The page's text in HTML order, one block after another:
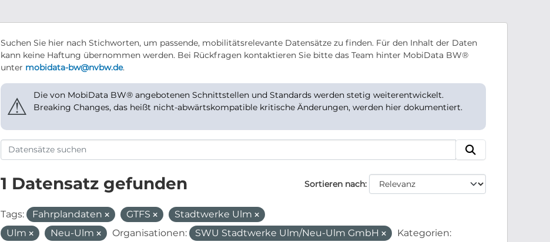
Suchen Sie hier nach Stichworten, um passende, mobilitätsrelevante Datensätze zu finden. Für den Inhalt der Daten
kann keine Haftung übernommen werden. Bei Rückfragen kontaktieren Sie bitte das Team hinter MobiData BW®
unter mobidata-bw@nvbw.de.
⚠
Die von MobiData BW® angebotenen Schnittstellen und Standards werden stetig weiterentwickelt.
Breaking Changes, das heißt nicht-abwärtskompatible kritische Änderungen, werden hier dokumentiert.
Sortieren nach
1 Datensatz gefunden
Tags: Fahrplandaten GTFS
Stadtwerke Ulm
Ulm
Neu-Ulm Organisationen: SWU Stadtwerke Ulm/Neu-Ulm GmbH
Kategorien: